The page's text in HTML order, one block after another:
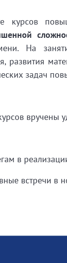
курсов
На
развития
задач
вручены
в
встречи в